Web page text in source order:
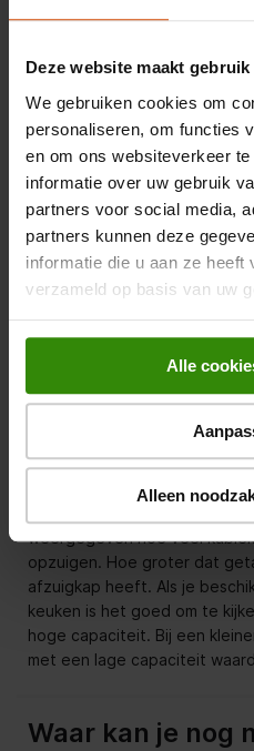
Deze website maakt
We gebruiken cookies om
personaliseren, om functies
en om ons websiteverkeer
informatie over uw gebruik
partners voor social media,
partners kunnen deze
informatie die u aan ze
verzameld op basis van uw
Alle
Alleen
Let op de
Om de juiste afzuigkap voor
het ook belangrijk om te
weergegeven hoe veel
opzuigen. Hoe groter dat
afzuigkap heeft. Als je
keuken is het goed om te
hoge capaciteit. Bij een
met een lage capaciteit
Waar kan je nog